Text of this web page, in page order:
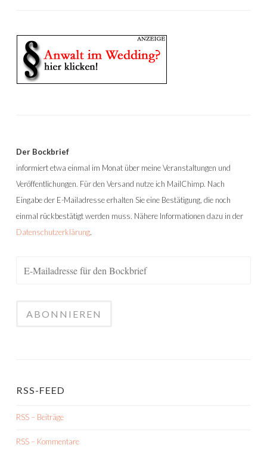
Der Bockbrief
informiert etwa einmal im Monat über meine Veranstaltungen und
Veröffentlichungen. Für den Versand nutze ich MailChimp. Nach
Eingabe der E-Mailadresse erhalten Sie eine Bestätigung, die noch
einmal rückbestätigt werden muss. Nähere Informationen dazu in der
Datenschutzerklärung.
RSS-FEED
RSS – Beiträge
RSS – Kommentare